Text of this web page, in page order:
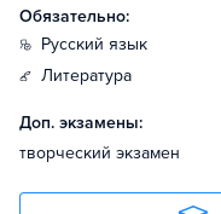
Обязательно:
русский язык
литература
Доп. экзамены:
творческий экзамен